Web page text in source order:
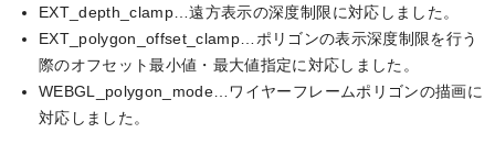
EXT_depth_clamp…遠方表示の深度制限に対応しました。
EXT_polygon_offset_clamp…ポリゴンの表示深度制限を行う
際のオフセット最小値・最大値指定に対応しました。
WEBGL_polygon_mode…ワイヤーフレームポリゴンの描画に
対応しました。